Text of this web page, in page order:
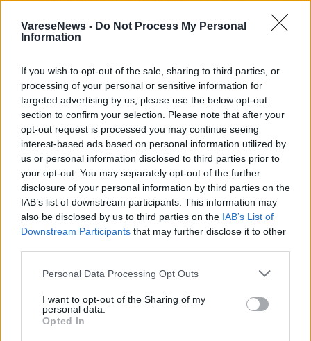
VareseNews - Do Not Process My Personal
Information
If you wish to opt-out of the sale, sharing to third parties, or
processing of your personal or sensitive information for
targeted advertising by us, please use the below opt-out
section to confirm your selection. Please note that after your
opt-out request is processed you may continue seeing
interest-based ads based on personal information utilized by
us or personal information disclosed to third parties prior to
your opt-out. You may separately opt-out of the further
disclosure of your personal information by third parties on the
IAB’s list of downstream participants. This information may
also be disclosed by us to third parties on the IAB’s List of
Downstream Participants that may further disclose it to other
Personal Data Processing Opt Outs
I want to opt-out of the Sharing of my
personal data.
Opted In
GALLARATE
Voragine sotto la strada, cede l’asfalto
in via Poma a Gallarate